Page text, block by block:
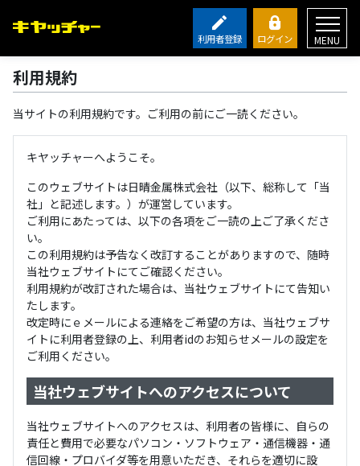
利用者登録 ログイン MENU
利用規約
当サイトの利用規約です。ご利用の前にご一読ください。
キヤッチャーへようこそ。
このウェブサイトは日晴金属株式会社（以下、総称して「当
社」と記述します。）が運営しています。
ご利用にあたっては、以下の各項をご一読の上ご了承くださ
い。
この利用規約は予告なく改訂することがありますので、随時
当社ウェブサイトにてご確認ください。
利用規約が改訂された場合は、当社ウェブサイトにて告知い
たします。
改定時にｅメールによる連絡をご希望の方は、当社ウェブサ
イトに利用者登録の上、利用者idのお知らせメールの設定を
ご利用ください。
当社ウェブサイトへのアクセスについて
当社ウェブサイトへのアクセスは、利用者の皆様に、自らの
責任と費用で必要なパソコン・ソフトウェア・通信機器・通
信回線・プロバイダ等を用意いただき、それらを適切に設